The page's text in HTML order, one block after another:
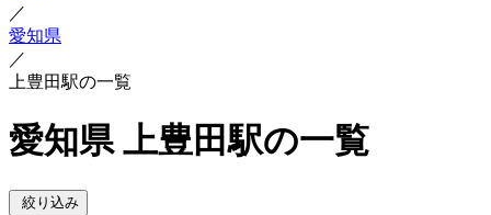
／
愛知県
／
上豊田駅の一覧
愛知県 上豊田駅の一覧
絞り込み